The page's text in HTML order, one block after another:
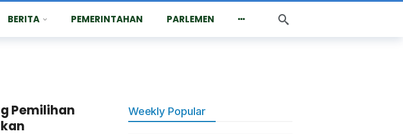
BERITA PEMERINTAHAN PARLEMEN
Pemilihan
Weekly Popular